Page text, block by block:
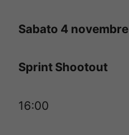
Sabato 4 novembre
Sprint Shootout
16:00